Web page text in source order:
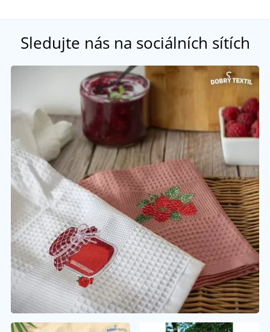
Sledujte nás na sociálních sítích